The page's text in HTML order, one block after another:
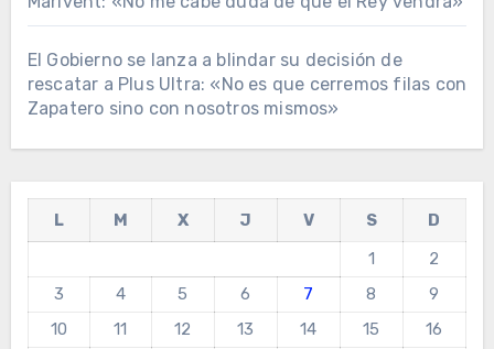
El Gobierno se lanza a blindar su decisión de
rescatar a Plus Ultra: «No es que cerremos filas con
Zapatero sino con nosotros mismos»
L M X J V S
D
1
2
3
4 5 6 7 8
9
10
11 12 13 14 15
16